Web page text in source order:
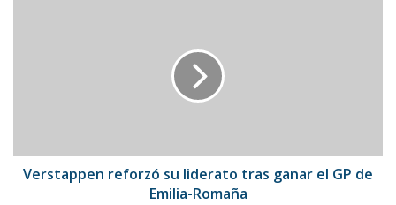
de
Emilia-
Verstappen reforzó su liderato tras ganar el GP de
Emilia-Romaña